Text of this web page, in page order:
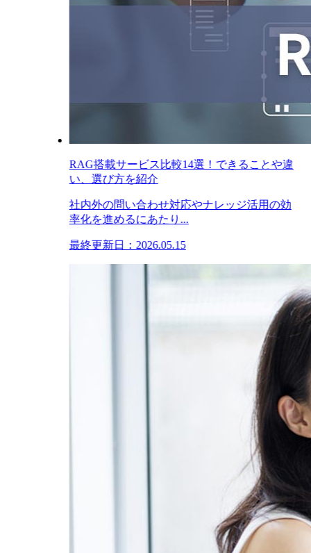
RAG搭載サービス比較14選！できることや違
い、選び方を紹介
社内外の問い合わせ対応やナレッジ活用の効
率化を進めるにあたり...
最終更新日：2026.05.15